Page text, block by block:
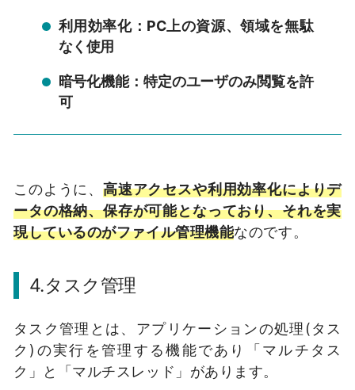
利用効率化：PC上の資源、領域を無駄
なく使用
暗号化機能：特定のユーザのみ閲覧を許
可
このように、 高速アクセスや利用効率化によりデ
ータの格納、保存が可能となっており、それを実
現しているのがファイル管理機能なのです。
4.タスク管理
タスク管理とは、アプリケーションの処理(タス
ク)の実行を管理する機能であり「マルチタス
ク」と「マルチスレッド」があります。